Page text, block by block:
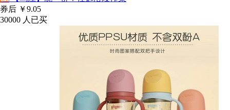
券后 ￥9.05
30000 人已买